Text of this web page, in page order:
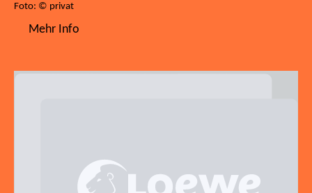
Foto: © privat
Mehr Info